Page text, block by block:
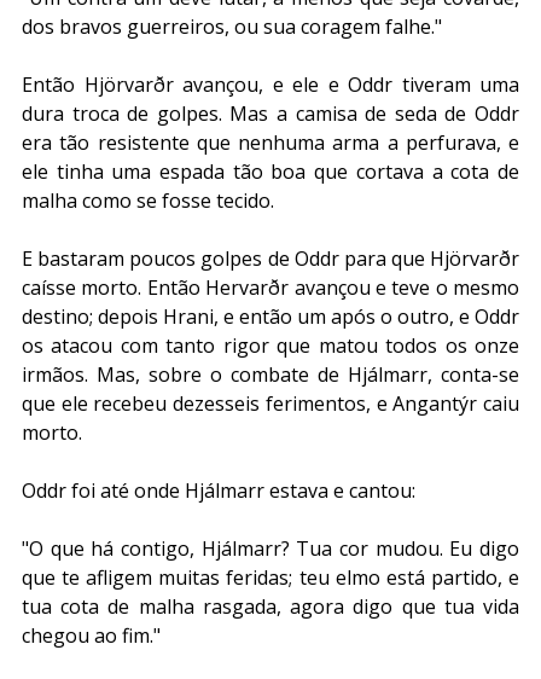
dos bravos guerreiros, ou sua coragem falhe."
Então Hjörvarðr avançou, e ele e Oddr tiveram uma
dura troca de golpes. Mas a camisa de seda de Oddr
era tão resistente que nenhuma arma a perfurava, e
ele tinha uma espada tão boa que cortava a cota de
malha como se fosse tecido.
E bastaram poucos golpes de Oddr para que Hjörvarðr
caísse morto. Então Hervarðr avançou e teve o mesmo
destino; depois Hrani, e então um após o outro, e Oddr
os atacou com tanto rigor que matou todos os onze
irmãos. Mas, sobre o combate de Hjálmarr, conta-se
que ele recebeu dezesseis ferimentos, e Angantýr caiu
morto.
Oddr foi até onde Hjálmarr estava e cantou:
"O que há contigo, Hjálmarr? Tua cor mudou. Eu digo
que te afligem muitas feridas; teu elmo está partido, e
tua cota de malha rasgada, agora digo que tua vida
chegou ao fim."